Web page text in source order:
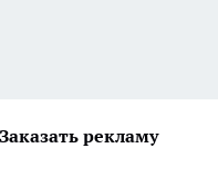
Заказать рекламу